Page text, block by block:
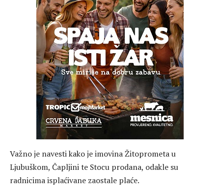
Važno je navesti kako je imovina Žitoprometa u
Ljubuškom, Čapljini te Stocu prodana, odakle su
radnicima isplaćivane zaostale plaće.